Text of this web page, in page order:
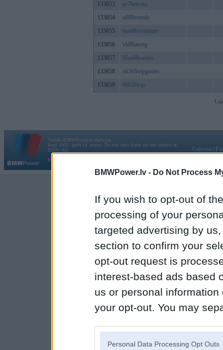
BMWPower.lv - Do Not Process
If you wish to opt-out of
processing of your
targeted advertising by
section to confirm your
opt-out request is
interest-based ads based
us or personal
your opt-out. You may
Personal Data Processing Opt Outs
133853
ec7betcom
133854
u888rentals
133855
fun88vietnamtv
133856
vb88aeorg
133857
Mm88yachts
133858
ok365vipgames
133859
66b36top
Vortāls BMWPower.lv darbojas
kopš 2002. gada 14. maija. Tas nav auto klubs un nav saistīts ar
BMW AG.
Par BMWPower
Galvena